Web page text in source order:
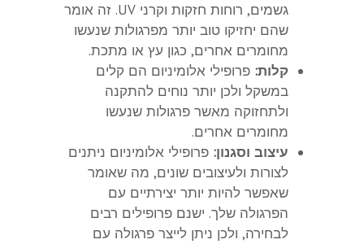
גשמים, רוחות חזקות וקרני UV. זה אומר
שהם יחזיקו טוב יותר מפרגולות שנעשו
מחומרים אחרים, כגון עץ או מתכת.
קלות: פרופילי אלומיניום הם קלים
במשקל ולכן יותר נוחים להתקנה
ולתחזוקה מאשר פרגולות שנעשו
מחומרים אחרים.
עיצוב וסגנון: פרופילי אלומיניום ניתנים
לצורות ולעיצובים שונים, מה שאומר
שאפשר להיות יותר יצירתיים עם
הפרגולה שלך. ישנם פרופילים רבים
לבחירה, ולכן ניתן לייצר פרגולה עם